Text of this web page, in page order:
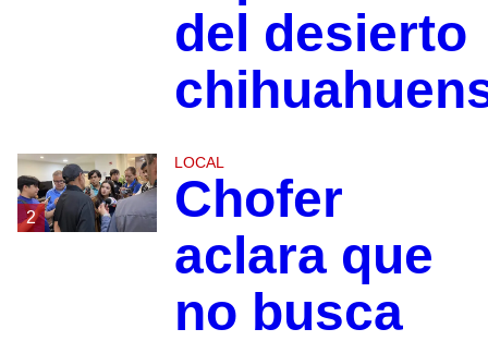
del desierto
2
LOCAL
Chofer
aclara que
no busca